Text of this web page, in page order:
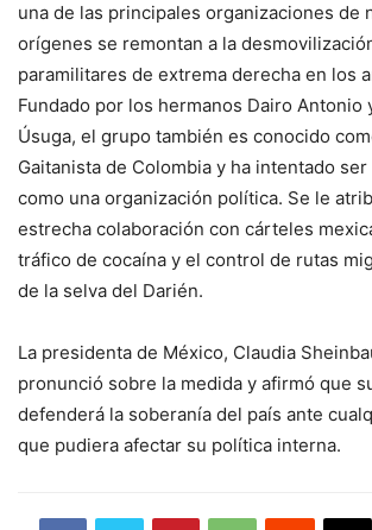
una de las principales organizaciones de
orígenes se remontan a la
paramilitares de extrema derecha en los
Fundado por los hermanos Dairo Antonio
Úsuga, el grupo también es conocido
Gaitanista de Colombia y ha intentado
como una organización política. Se le
estrecha colaboración con cárteles
tráfico de cocaína y el control de rutas
de la selva del Darién.
La presidenta de México, Claudia
pronunció sobre la medida y afirmó que
defenderá la soberanía del país ante
que pudiera afectar su política interna.